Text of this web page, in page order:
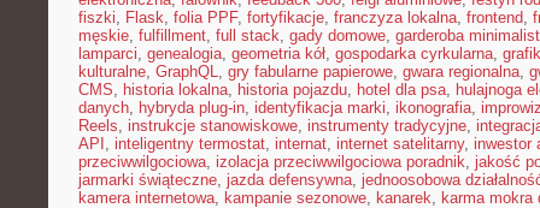
fiszki, Flask, folia PPF, fortyfikacje, franczyza lokalna, frontend,
męskie, fulfillment, full stack, gady domowe, garderoba
lamparci, genealogia, geometria kół, gospodarka cyrkularna,
kulturalne, GraphQL, gry fabularne papierowe, gwara regionalna,
CMS, historia lokalna, historia pojazdu, hotel dla psa, hulajnoga
danych, hybryda plug-in, identyfikacja marki, ikonografia,
Reels, instrukcje stanowiskowe, instrumenty tradycyjne,
API , inteligentny termostat, internat, internet satelitarny, inwestor
przeciwwilgociowa, izolacja przeciwwilgociowa poradnik, jakość
jarmarki świąteczne, jazda defensywna, jednoosobowa
kamera internetowa, kampanie sezonowe, kanarek, karma mokra